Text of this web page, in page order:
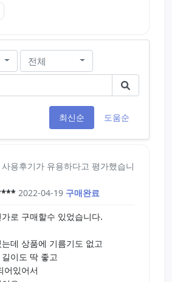
전체
최신순 도움순
용후기가 유용하다고 평가했습니
2022-04-19 구매완료
로 구매할수 있었습니다.
데 상품에 기름기도 없고
이도 딱 좋고
어있어서